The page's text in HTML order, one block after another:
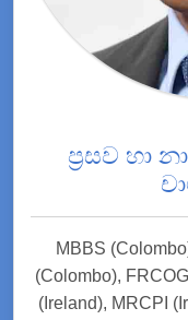
ප්‍රසව හා
MBBS
(Colombo),
(Ireland), MRCPI